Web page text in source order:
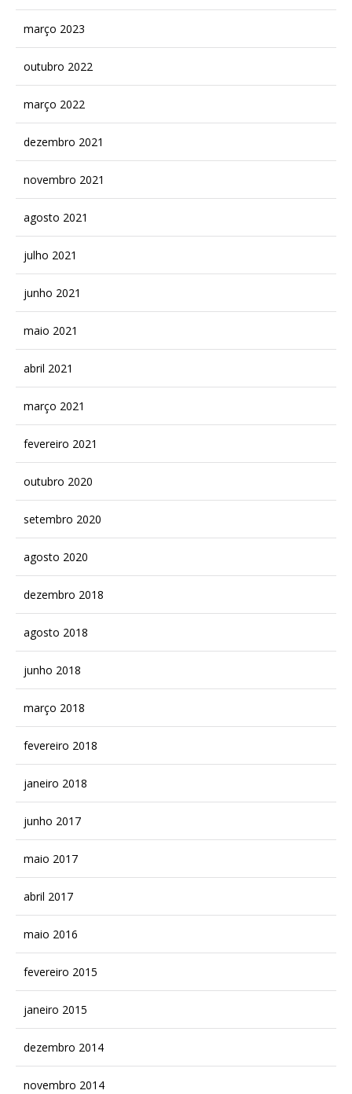
março 2023
outubro 2022
março 2022
dezembro 2021
novembro 2021
agosto 2021
julho 2021
junho 2021
maio 2021
abril 2021
março 2021
fevereiro 2021
outubro 2020
setembro 2020
agosto 2020
dezembro 2018
agosto 2018
junho 2018
março 2018
fevereiro 2018
janeiro 2018
junho 2017
maio 2017
abril 2017
maio 2016
fevereiro 2015
janeiro 2015
dezembro 2014
novembro 2014